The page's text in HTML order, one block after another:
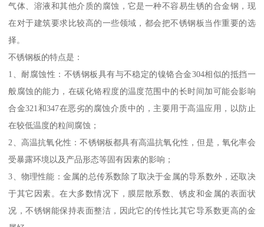
气体、溶液和其他介质的腐蚀，它是一种不容易生锈的合金钢，现
在对于建筑要求比较高的一些领域，都会把不锈钢板当作重要的选
择。
不锈钢板的特点是：
1、耐腐蚀性：不锈钢板具有与不稳定的镍铬合金304相似的抵挡一
般腐蚀的能力，在碳化铬程度的温度范围中的长时间加可能会影响
合金321和347在恶劣的腐蚀介质中的，主要用于高温应用，以防止
在较低温度的粒间腐蚀；
2、高温抗氧化性：不锈钢板都具有高温抗氧化性，但是，氧化率会
受暴露环境以及产品形态等固有因素的影响；
3、物理性能：金属的总传系数除了取决于金属的导系数外，还取决
于其它因素。在大多数情况下，膜层散系数、锈皮和金属的表面状
况，不锈钢能保持表面整洁，因此它的传性比其它导系数更高的金